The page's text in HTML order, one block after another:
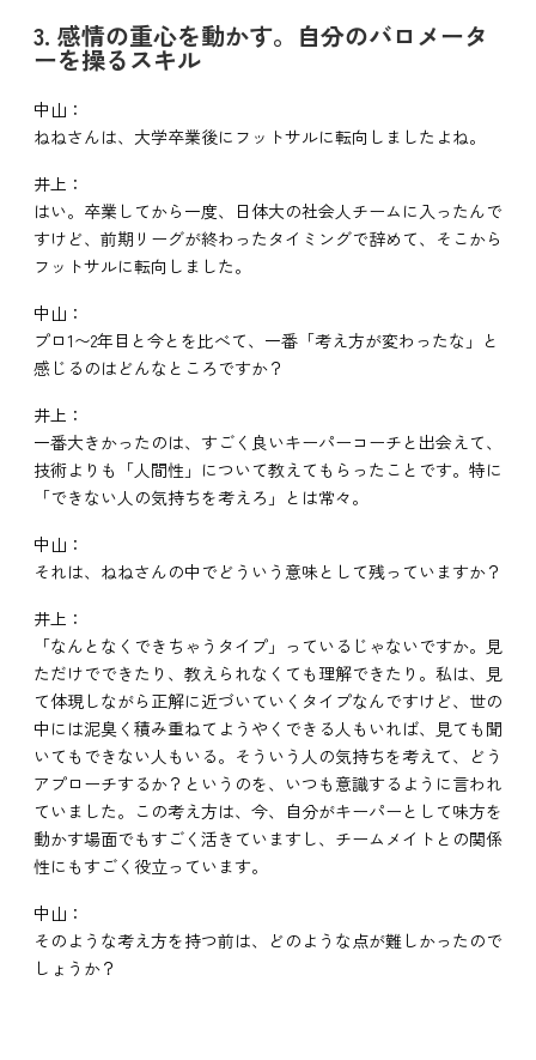
3. 感情の重心を動かす。自分のバロメータ
ーを操るスキル
中山：
ねねさんは、大学卒業後にフットサルに転向しましたよね。
井上：
はい。卒業してから一度、日体大の社会人チームに入ったんで
すけど、前期リーグが終わったタイミングで辞めて、そこから
フットサルに転向しました。
中山：
プロ1〜2年目と今とを比べて、一番「考え方が変わったな」と
感じるのはどんなところですか？
井上：
一番大きかったのは、すごく良いキーパーコーチと出会えて、
技術よりも「人間性」について教えてもらったことです。特に
「できない人の気持ちを考えろ」とは常々。
中山：
それは、ねねさんの中でどういう意味として残っていますか？
井上：
「なんとなくできちゃうタイプ」っているじゃないですか。見
ただけでできたり、教えられなくても理解できたり。私は、見
て体現しながら正解に近づいていくタイプなんですけど、世の
中には泥臭く積み重ねてようやくできる人もいれば、見ても聞
いてもできない人もいる。そういう人の気持ちを考えて、どう
アプローチするか？というのを、いつも意識するように言われ
ていました。この考え方は、今、自分がキーパーとして味方を
動かす場面でもすごく活きていますし、チームメイトとの関係
性にもすごく役立っています。
中山：
そのような考え方を持つ前は、どのような点が難しかったので
しょうか？